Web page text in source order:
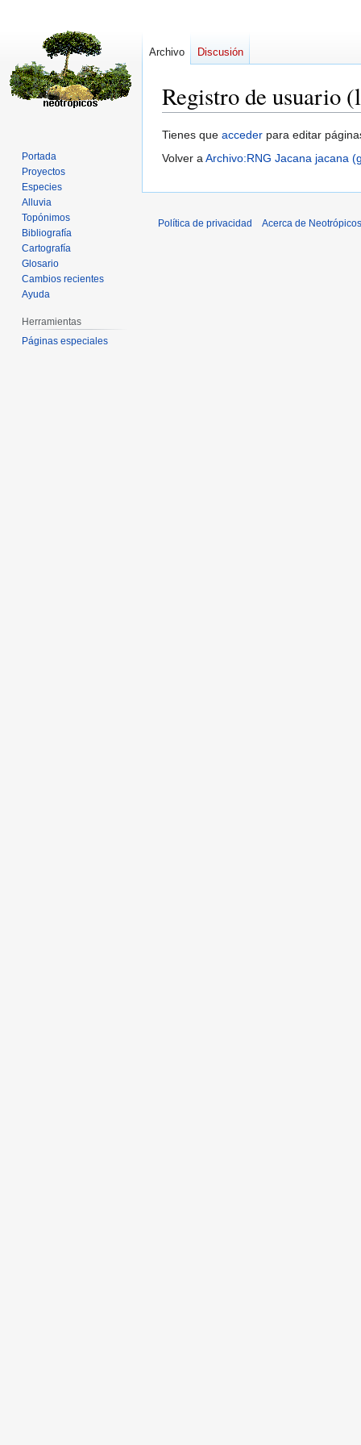
Registro de usuario
Ir
a
Ir
a
Tienes que acceder para editar
Volver aArchivo:RNG Jacana jacana
Archivo Discusión
Portada
Proyectos
Especies
Alluvia
Topónimos
Bibliografía
Cartografía
Glosario
Cambios recientes
Ayuda
Herramientas
Páginas especiales
Política de privacidad Acerca de Neotrópicos